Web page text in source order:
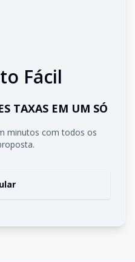
Fácil
TAXAS EM UM SÓ
minutos com todos os